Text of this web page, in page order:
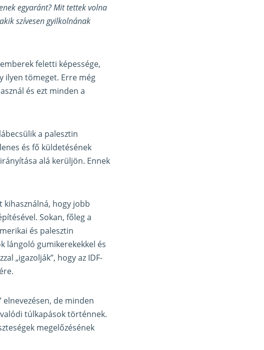
egyaránt? Mit tettek volna
szívesen gyilkolnának
feletti képessége,
ilyen tömeget. Erre még
és ezt minden a
a palesztin
és fő küldetésének
alá kerüljön. Ennek
kihasználná, hogy jobb
Sokan, főleg a
és palesztin
lángoló gumikerekekkel és
„igazolják”, hogy az IDF-
de minden
túlkapások történnek.
megelőzésének